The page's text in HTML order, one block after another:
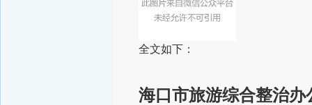
全文如下：
海口市旅游综合整治